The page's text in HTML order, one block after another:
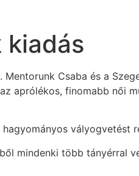
Csaba és a
aprólékos, finomabb női
vályogvetést
mindenki több tányérral